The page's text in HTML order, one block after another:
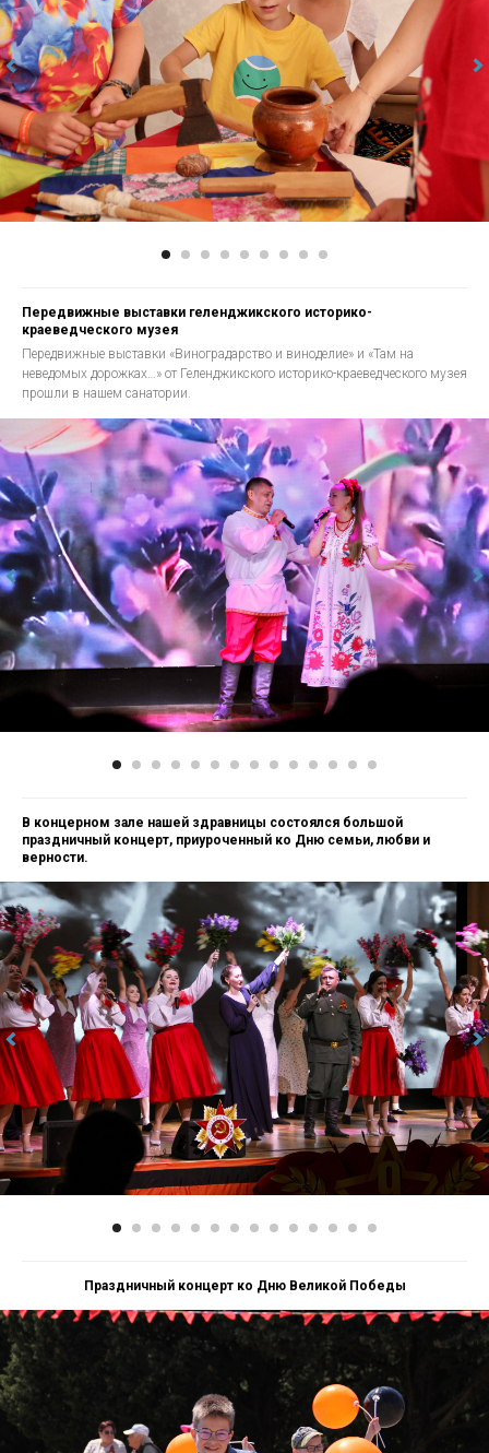
Передвижные выставки геленджикского историко-
краеведческого музея
Передвижные выставки «Виноградарство и виноделие» и «Там на
неведомых дорожках…» от Геленджикского историко-краеведческого музея
прошли в нашем санатории.
В концерном зале нашей здравницы состоялся большой
праздничный концерт, приуроченный ко Дню семьи, любви и
верности.
Праздничный концерт ко Дню Великой Победы